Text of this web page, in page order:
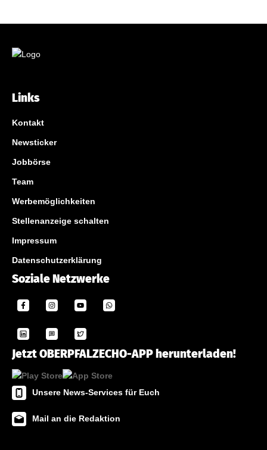
Links
Kontakt
Newsticker
Jobbörse
Team
Werbemöglichkeiten
Stellenanzeige schalten
Impressum
Datenschutzerklärung
Soziale Netzwerke
Jetzt OBERPFALZECHO-APP herunterladen!
Unsere News-Services für Euch
Mail an die Redaktion